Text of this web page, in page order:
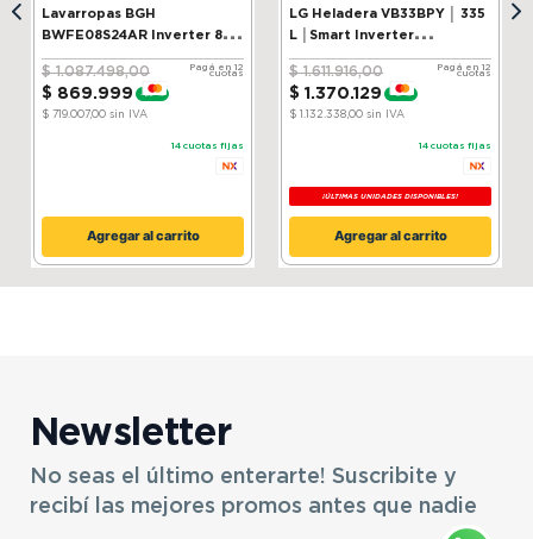
Lavarropas BGH
BWFE08S24AR Inverter 8 kg
Silver
$ 1.087.498,00
$ 869.999 - 20 %
$ 719.007,00sin IVA
Pagá en 12
cuotas
14 cuotas fijas
Agregar al carrito
LG Heladera VB33BPY │ 335
L │Smart Inverter
Compressor│ ThinQ
$ 1.611.916,00
$ 1 .370.129 15 %
$ 1.132.338,00sin IVA
Pagá en 12
cuotas
14 cuotas fijas
¡ÚLTIMAS UNIDADES DISPONIBLES!
Agregar al carrito
Newsletter
No seas el último enterarte! Suscribite y
recibí las mejores promos antes que nadie